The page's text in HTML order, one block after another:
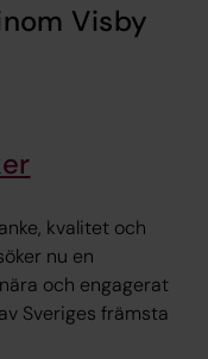
Visby
kvalitet och
nu en
och engagerat
Sveriges främsta